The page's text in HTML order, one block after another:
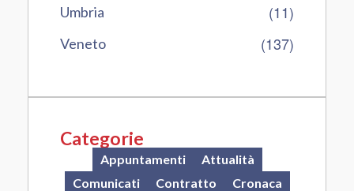
Umbria (11)
Veneto (137)
Categorie
Appuntamenti
Attualità
Comunicati
Contratto
Cronaca